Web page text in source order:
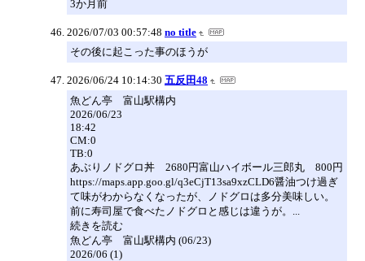
3か月前
2026/07/03 00:57:48 no title
その後に起こった事のほうが
2026/06/24 10:14:30 五反田48
魚どん亭 富山駅構内
2026/06/23
18:42
CM:0
TB:0
あぶりノドグロ丼 2680円富山ハイボール三郎丸 800円
https://maps.app.goo.gl/q3eCjT13sa9xzCLD6醤油つけ過ぎ
て味がわからなくなったが、ノドグロは多分美味しい。
前に寿司屋で食べたノドグロと感じは違うが。...
続きを読む
魚どん亭 富山駅構内 (06/23)
2026/06 (1)